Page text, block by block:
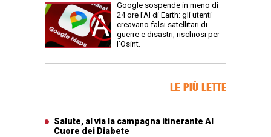
Google sospende in meno di
24 ore l’AI di Earth: gli utenti
creavano falsi satellitari di
guerre e disastri, rischiosi per
l’Osint.
LE PIÙ LETTE
Salute, al via la campagna itinerante Al
Cuore dei Diabete